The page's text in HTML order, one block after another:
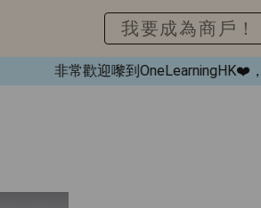
非常歡迎嚟到OneLearningHK❤️，喺
我要成為商戶！